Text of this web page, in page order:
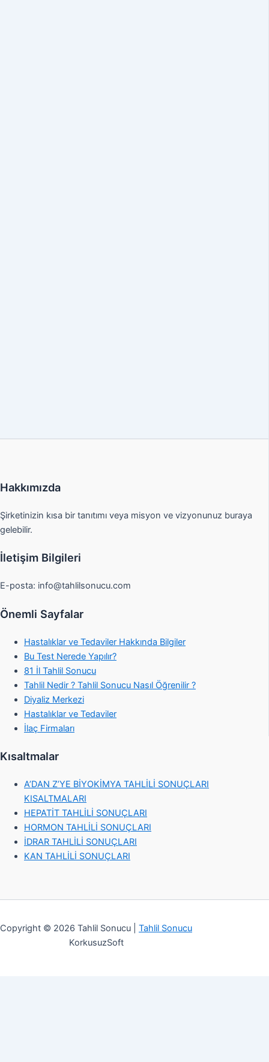
Hakkımızda
Şirketinizin kısa bir tanıtımı veya misyon ve vizyonunuz buraya
gelebilir.
İletişim Bilgileri
E-posta: info@tahlilsonucu.com
Önemli Sayfalar
Hastalıklar ve Tedaviler Hakkında Bilgiler
Bu Test Nerede Yapılır?
81 İl Tahlil Sonucu
Tahlil Nedir ? Tahlil Sonucu Nasıl Öğrenilir ?
Diyaliz Merkezi
Hastalıklar ve Tedaviler
İlaç Firmaları
Kısaltmalar
A’DAN Z’YE BİYOKİMYA TAHLİLİ SONUÇLARI
KISALTMALARI
HEPATİT TAHLİLİ SONUÇLARI
HORMON TAHLİLİ SONUÇLARI
İDRAR TAHLİLİ SONUÇLARI
KAN TAHLİLİ SONUÇLARI
Copyright © 2026 Tahlil Sonucu | Tahlil Sonucu
KorkusuzSoft